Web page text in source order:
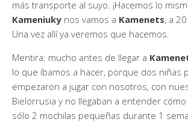
más transporte al suyo. ¡Hacemos lo
Kameniuky nos vamos a Kamenets, a
Una vez allí ya veremos que hacemos.
Mentira: mucho antes de llegar a
lo que íbamos a hacer, porque dos niñas
empezaron a jugar con nosotros, con
Bielorrusia y no llegaban a entender
sólo 2 mochilas pequeñas durante 1